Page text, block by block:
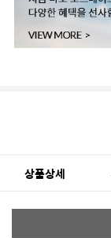
상품상세